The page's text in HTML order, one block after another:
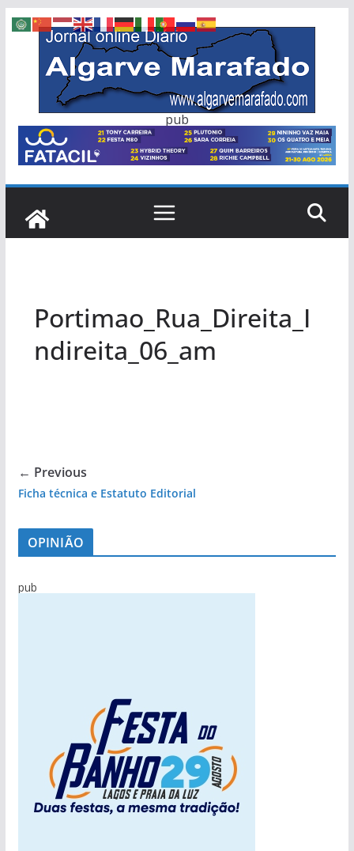
Skip
content
pub
Portimao_Rua_Direita_I
ndireita_06_am
← Previous
Ficha técnica e Estatuto Editorial
OPINIÃO
pub